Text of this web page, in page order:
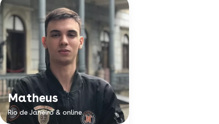
Matheus
Rio de Janeiro & online